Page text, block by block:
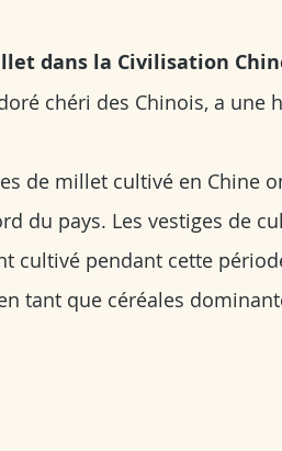
dans la Civilisation
chéri des Chinois, a
de millet cultivé en Chine
du pays. Les vestiges de
cultivé pendant cette
tant que céréales